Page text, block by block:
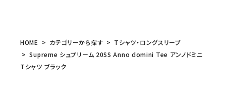
HOME カテゴリーから探す
Tシャツ・ロングスリーブ
Supreme シュプリーム 20SS Anno domini Tee アンノドミニ
Tシャツ ブラック